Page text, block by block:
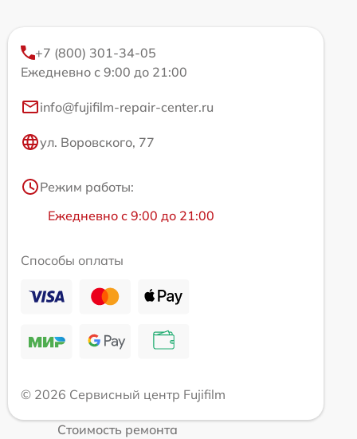
+7 (800) 301-34-05
Ежедневно с 9:00 до 21:00
info@fujifilm-repair-center.ru
ул. Воровского, 77
Режим работы:
Ежедневно с 9:00 до 21:00
Способы оплаты
© 2026 Сервисный центр Fujifilm
Стоимость ремонта